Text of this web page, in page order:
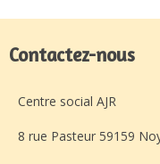
Contactez-nous
Centre social AJR
8 rue Pasteur 59159